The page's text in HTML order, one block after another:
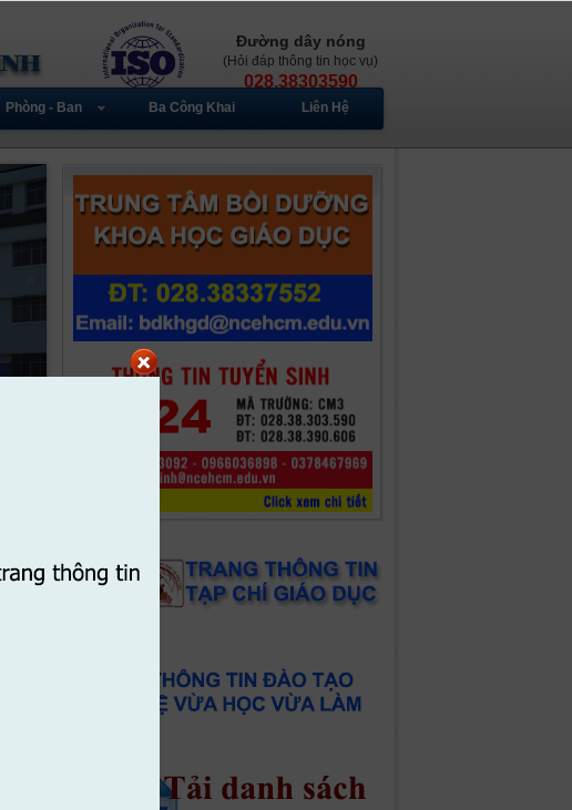
Đường dây nóng
(Hỏi đáp thông tin học vụ)
028.38303590
Phòng - Ban Ba Công Khai Liên Hệ